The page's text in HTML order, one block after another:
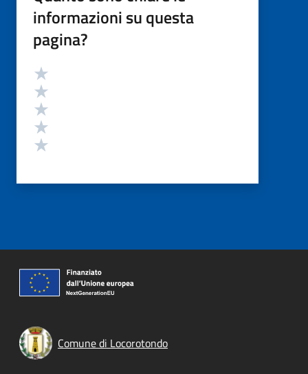
informazioni su questa
pagina?
Valutazione
Comune di Locorotondo